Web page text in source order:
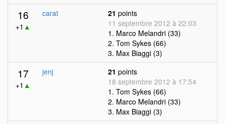
16
+1 ▲
carat 21 points
11 septembre 2012 à 22:03
1. Marco Melandri (33)
2. Tom Sykes (66)
3. Max Biaggi (3)
17
+1 ▲
jenj 21 points
18 septembre 2012 à 17:54
1. Tom Sykes (66)
2. Marco Melandri (33)
3. Max Biaggi (3)